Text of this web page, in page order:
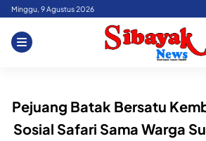
Skip
content
Minggu, 9 Agustus 2026
Pejuang Batak Bersatu
Sosial Safari Sama Warga